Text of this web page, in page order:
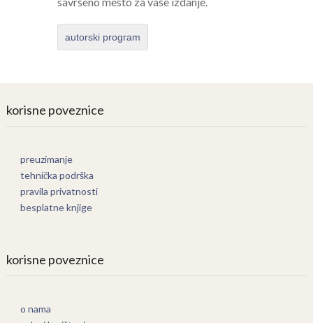
autorski program
korisne poveznice
preuzimanje
tehnička podrška
pravila privatnosti
besplatne knjige
korisne poveznice
o nama